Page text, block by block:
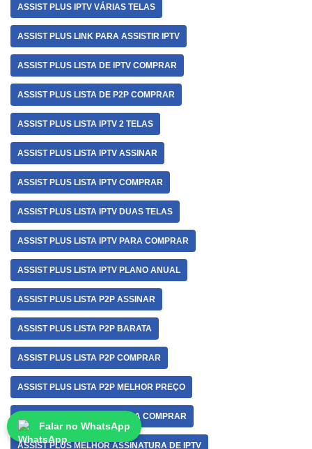
ASSIST PLUS IPTV VÁRIAS TELAS
ASSIST PLUS LINK PARA ASSISTIR IPTV
ASSIST PLUS LISTA DE IPTV COMPRAR
ASSIST PLUS LISTA DE P2P COMPRAR
ASSIST PLUS LISTA IPTV 2 TELAS
ASSIST PLUS LISTA IPTV ASSINAR
ASSIST PLUS LISTA IPTV COMPRAR
ASSIST PLUS LISTA IPTV DUAS TELAS
ASSIST PLUS LISTA IPTV PARA COMPRAR
ASSIST PLUS LISTA IPTV PLANO ANUAL
ASSIST PLUS LISTA P2P ASSINAR
ASSIST PLUS LISTA P2P BARATA
ASSIST PLUS LISTA P2P COMPRAR
ASSIST PLUS LISTA P2P MELHOR PREÇO
ASSIST PLUS LISTA P2P PARA COMPRAR
ASSIST PLUS MELHOR ASSINATURA DE IPTV
Falar no WhatsApp